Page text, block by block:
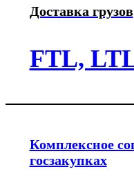
Доставка грузов
FTL,
Комплексное
госзакупках